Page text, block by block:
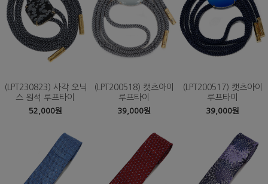
(LPT230823) 사각 오닉
스 원석 루프타이
52,000원
(LPT200518) 캣츠아이
루프타이
39,000원
(LPT200517) 캣츠아이
루프타이
39,000원